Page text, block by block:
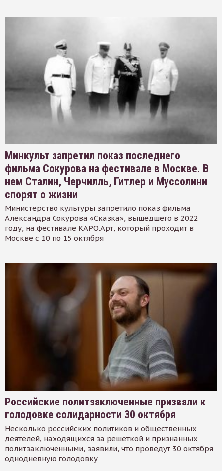
Минкульт запретил показ последнего
фильма Сокурова на фестивале в Москве. В
нем Сталин, Черчилль, Гитлер и Муссолини
спорят о жизни
Министерство культуры запретило показ фильма
Александра Сокурова «Сказка», вышедшего в 2022
году, на фестивале КАРО.Арт, который проходит в
Москве с 10 по 15 октября
Российские политзаключенные призвали к
голодовке солидарности 30 октября
Несколько российских политиков и общественных
деятелей, находящихся за решеткой и признанных
политзаключенными, заявили, что проведут 30 октября
однодневную голодовку